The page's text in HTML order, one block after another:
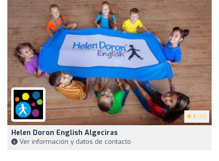
5 (10)
Helen Doron English Algeciras
Ver información y datos de contacto